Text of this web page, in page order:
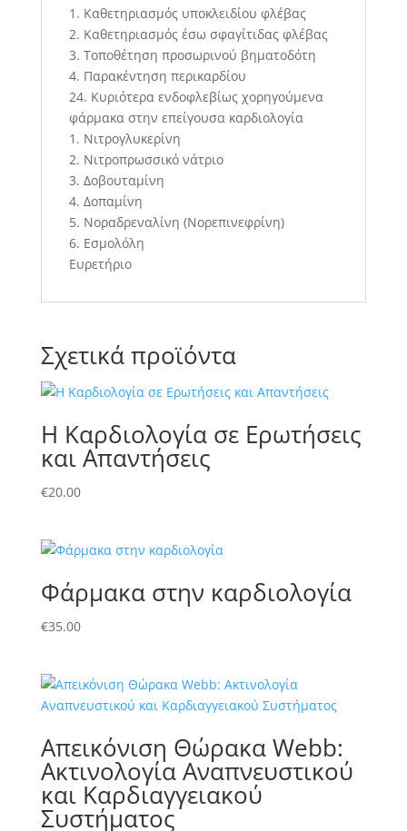
1. Καθετηριασμός υποκλειδίου φλέβας
2. Καθετηριασμός έσω σφαγίτιδας φλέβας
3. Τοποθέτηση προσωρινού βηματοδότη
4. Παρακέντηση περικαρδίου
24. Κυριότερα ενδοφλεβίως χορηγούμενα
φάρμακα στην επείγουσα καρδιολογία
1. Νιτρογλυκερίνη
2. Νιτροπρωσσικό νάτριο
3. Δοβουταμίνη
4. Δοπαμίνη
5. Νοραδρεναλίνη (Νορεπινεφρίνη)
6. Εσμολόλη
Ευρετήριο
Σχετικά προϊόντα
Η Καρδιολογία σε Ερωτήσεις
και Απαντήσεις
€20.00
Φάρμακα στην καρδιολογία
€35.00
Απεικόνιση Θώρακα Webb:
Ακτινολογία Αναπνευστικού
και Καρδιαγγειακού
Συστήματος